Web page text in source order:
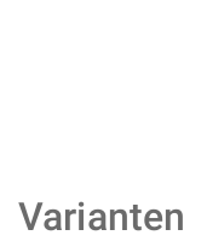
Varianten